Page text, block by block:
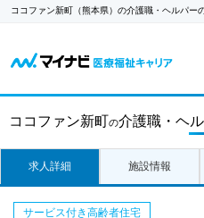
ココファン新町（熊本県）の介護職・ヘルパー
ココファン新町の介護職・ヘ
求人詳細 施設情報
サービス付き高齢者住宅